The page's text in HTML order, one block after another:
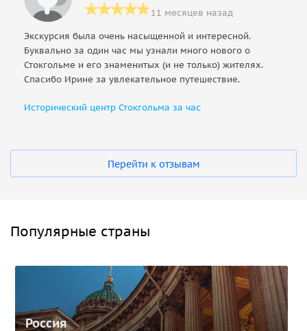
11 месяцев назад
Экскурсия была очень насыщенной и интересной.
Буквально за один час мы узнали много нового о
Стокгольме и его знаменитых (и не только) жителях.
Спасибо Ирине за увлекательное путешествие.
Исторический центр Стокгольма за час
Перейти к отзывам
Популярные страны
Россия